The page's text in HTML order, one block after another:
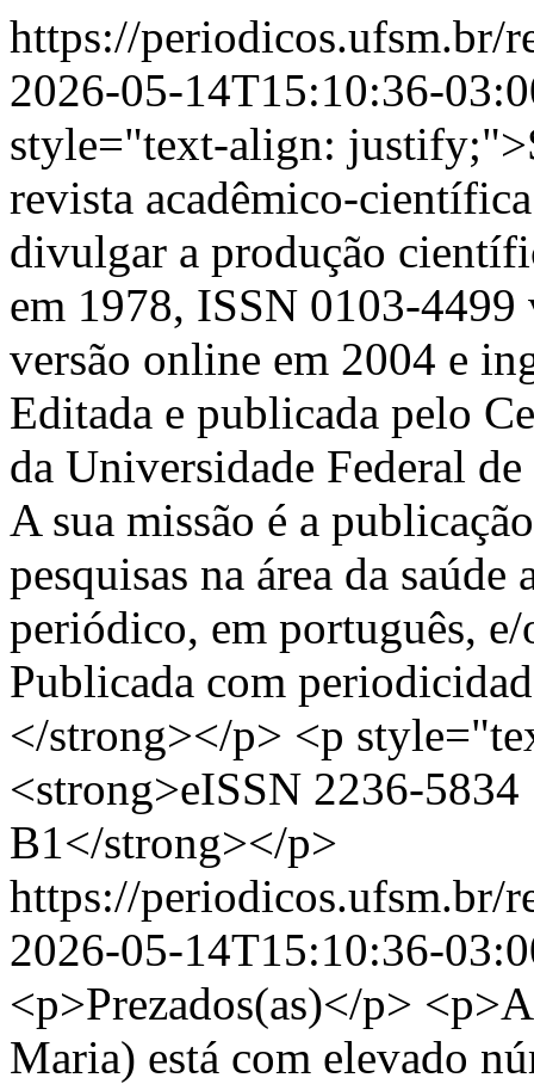
https://periodicos.ufsm.br/
2026-05-14T15:10:36-
style="text-align:
revista acadêmico-
divulgar a produção
em 1978, ISSN 0103-4499
versão online em 2004 e
Editada e publicada pelo
da Universidade Federal
A sua missão é a
pesquisas na área da
periódico, em português,
Publicada com
</strong></p> <p
<strong>eISSN 2236-
B1</strong></p>
https://periodicos.ufsm.br/
2026-05-14T15:10:36-
<p>Prezados(as)</p>
Maria) está com elevado